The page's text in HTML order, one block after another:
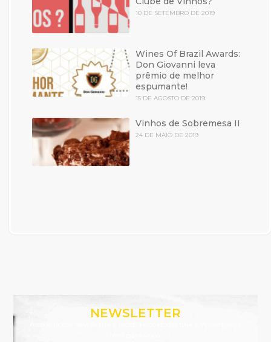
10 DE SETEMBRO DE 2019
Wines Of Brazil Awards:
Don Giovanni leva
prêmio de melhor
espumante!
15 DE AGOSTO DE 2019
Vinhos de Sobremesa II
24 DE MAIO DE 2019
NEWSLETTER